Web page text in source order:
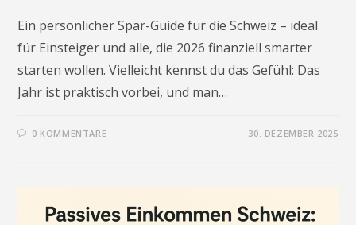
Ein persönlicher Spar-Guide für die Schweiz – ideal
für Einsteiger und alle, die 2026 finanziell smarter
starten wollen. Vielleicht kennst du das Gefühl: Das
Jahr ist praktisch vorbei, und man…
0 KOMMENTARE 30. DEZEMBER 2025